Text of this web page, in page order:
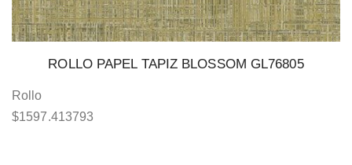
ROLLO PAPEL TAPIZ BLOSSOM GL76805
Rollo
$1597.413793